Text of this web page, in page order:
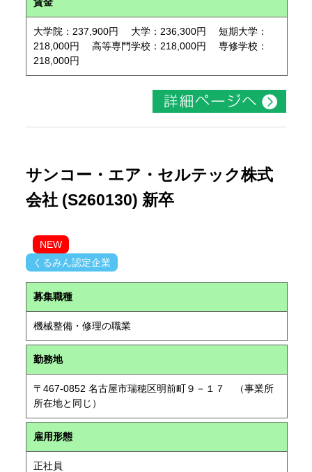
大学院：237,900円 大学：236,300円 短期大学：
218,000円 高等専門学校：218,000円 専修学校：
218,000円
サンコー・エア・セルテック株式
会社 (S260130) 新卒
NEW
くるみん認定企業
募集職種
機械整備・修理の職業
勤務地
〒467-0852 名古屋市瑞穂区明前町９－１７ （事業所
所在地と同じ）
雇用形態
正社員